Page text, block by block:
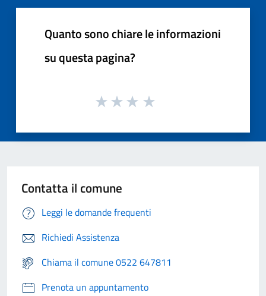
Quanto sono chiare le informazioni
su questa pagina?
Contatta il comune
Leggi le domande frequenti
Richiedi Assistenza
Chiama il comune 0522 647811
Prenota un appuntamento